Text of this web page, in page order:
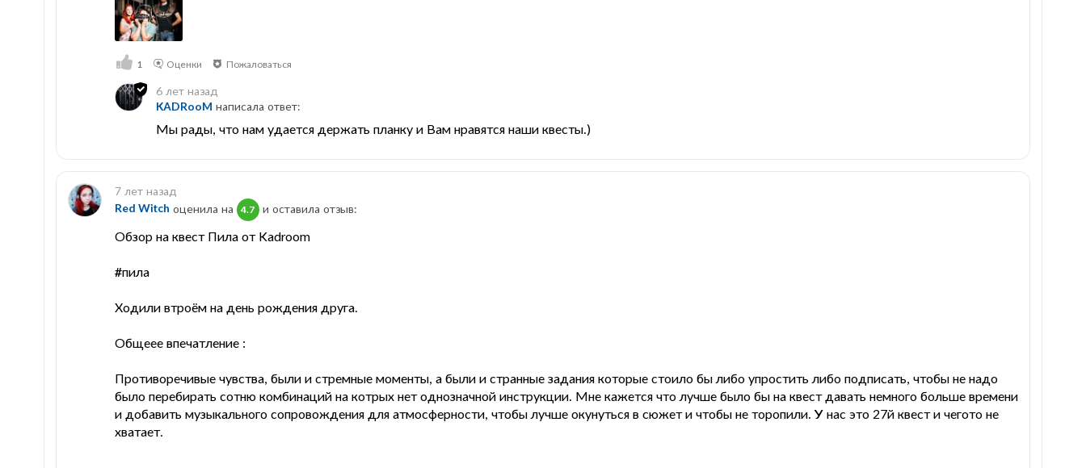
1 Оценки Пожаловаться
6 лет назад
KADRooM написала ответ:
Мы рады, что нам удается держать планку и Вам нравятся наши квесты.)
7 лет назад
Red Witch оценила на 4.7 и оставила отзыв:
Обзор на квест Пила от Kadroom
#пила
Ходили втроём на день рождения друга.
Общеее впечатление :
Противоречивые чувства, были и стремные моменты, а были и странные задания которые стоило бы либо упростить либо подписать, чтобы не надо
было перебирать сотню комбинаций на котрых нет однозначной инструкции. Мне кажется что лучше было бы на квест давать немного больше времени
и добавить музыкального сопровождения для атмосферности, чтобы лучше окунуться в сюжет и чтобы не торопили. У нас это 27й квест и чегото не
хватает.